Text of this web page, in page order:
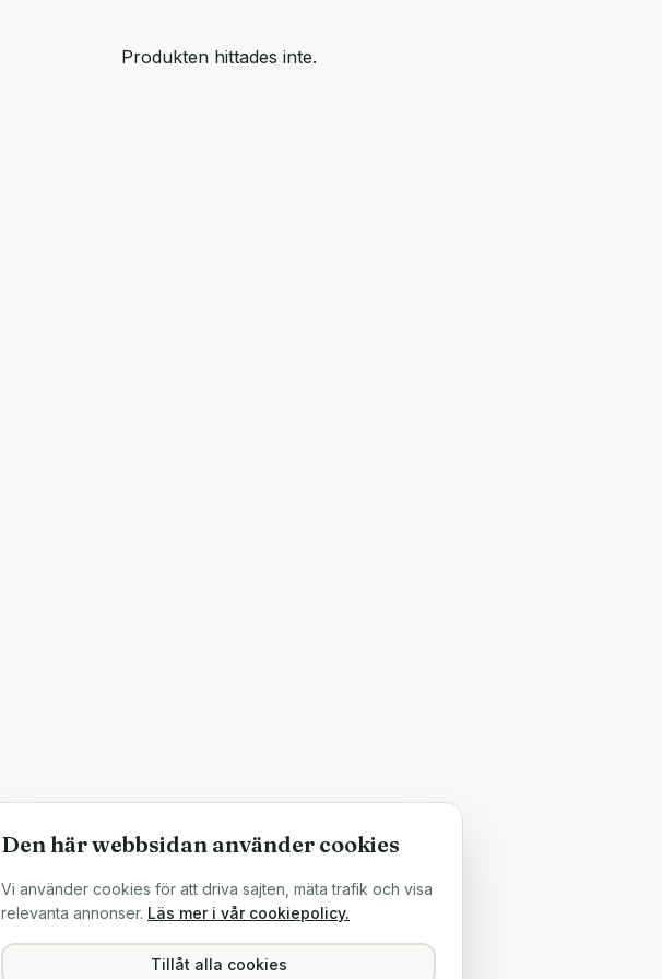
Produkten hittades inte.
Den här webbsidan använder cookies
Vi använder cookies för att driva sajten, mäta trafik och visa
relevanta annonser. Läs mer i vår cookiepolicy.
Tillåt alla cookies